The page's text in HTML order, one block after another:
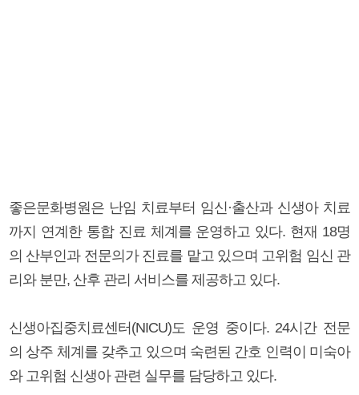
좋은문화병원은 난임 치료부터 임신·출산과 신생아 치료
까지 연계한 통합 진료 체계를 운영하고 있다. 현재 18명
의 산부인과 전문의가 진료를 맡고 있으며 고위험 임신 관
리와 분만, 산후 관리 서비스를 제공하고 있다.
신생아집중치료센터(NICU)도 운영 중이다. 24시간 전문
의 상주 체계를 갖추고 있으며 숙련된 간호 인력이 미숙아
와 고위험 신생아 관련 실무를 담당하고 있다.